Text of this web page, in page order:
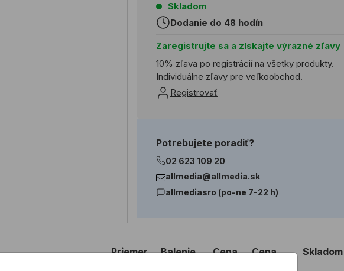
Skladom
Dodanie do 48 hodín
Zaregistrujte sa a získajte výrazné zľavy
10% zľava po registrácií na všetky produkty.
Individuálne zľavy pre veľkoobchod.
Registrovať
Potrebujete poradiť?
02 623 109 20
allmedia@allmedia.sk
allmediasro (po-ne 7-22 h)
Priemer
Balenie
Cena
Cena
Skladom